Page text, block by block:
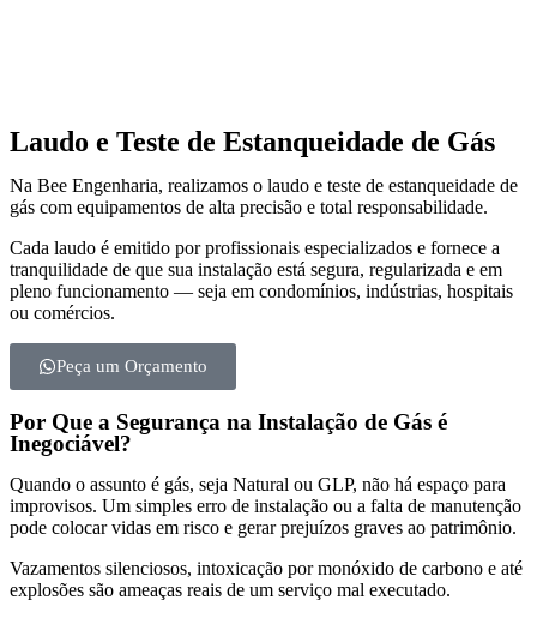
Laudo e Teste de Estanqueidade de Gás
Na Bee Engenharia, realizamos o laudo e teste de estanqueidade de
gás com equipamentos de alta precisão e total responsabilidade.
Cada laudo é emitido por profissionais especializados e fornece a
tranquilidade de que sua instalação está segura, regularizada e em
pleno funcionamento — seja em condomínios, indústrias, hospitais
ou comércios.
Peça um Orçamento
Por Que a Segurança na Instalação de Gás é
Inegociável?
Quando o assunto é gás, seja Natural ou GLP, não há espaço para
improvisos. Um simples erro de instalação ou a falta de manutenção
pode colocar vidas em risco e gerar prejuízos graves ao patrimônio.
Vazamentos silenciosos, intoxicação por monóxido de carbono e até
explosões são ameaças reais de um serviço mal executado.